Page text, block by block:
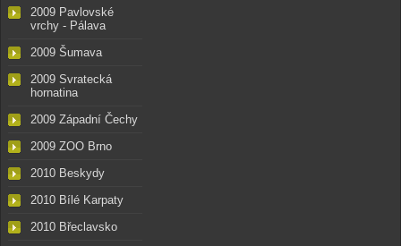
2009 Pavlovské
vrchy - Pálava
2009 Šumava
2009 Svratecká
hornatina
2009 Západní Čechy
2009 ZOO Brno
2010 Beskydy
2010 Bílé Karpaty
2010 Břeclavsko